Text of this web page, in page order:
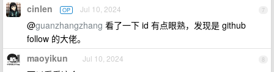
7
cinlen OP Jul 10, 2024
@guanzhangzhang 看了一下 id 有点眼熟，发现是 github
follow 的大佬。
8
maoyikun Jul 10, 2024